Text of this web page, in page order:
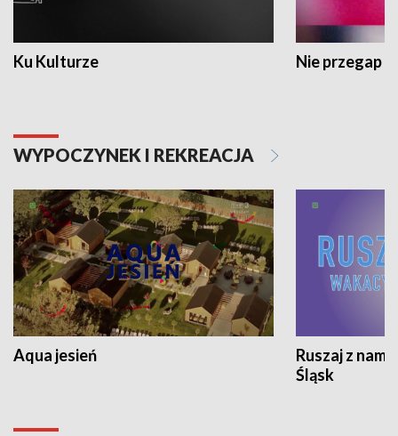
Ku Kulturze Nie przegap
WYPOCZYNEK I REKREACJA
Aqua jesień
Ruszaj z
Śląsk